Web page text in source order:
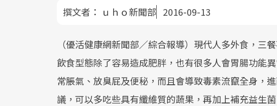
撰文者： ｕｈｏ新聞部 2016-09-13
（優活健康網新聞部／綜合報導）現代人多外食，三
飲食型態除了容易造成肥胖，也有很多人會胃腸功能
常脹氣、放臭屁及便秘，而且會導致毒素流竄全身，
議，可以多吃些具有纖維質的蔬果，再加上補充益生